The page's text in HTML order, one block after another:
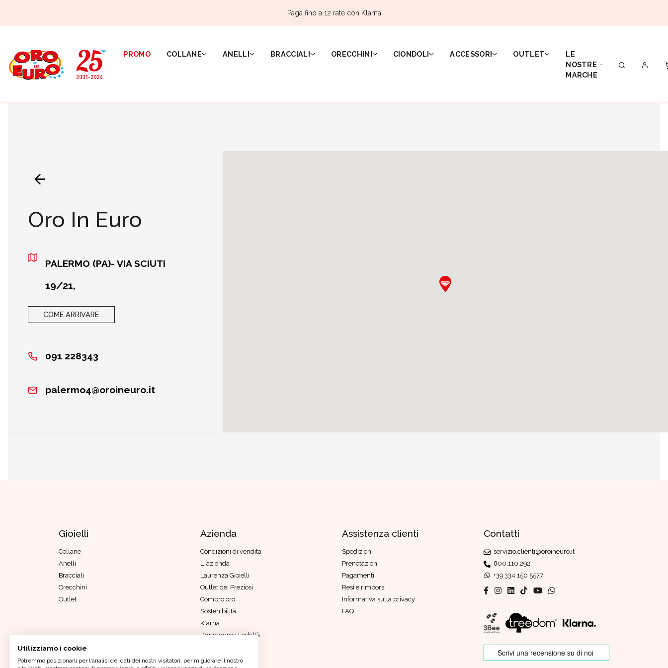
Paga fino a 12 rate con Klarna
PROMO COLLANE ANELLI BRACCIALI ORECCHINI CIONDOLI ACCESSORI OUTLET
LE
NOSTRE
MARCHE
Oro In Euro
PALERMO (PA)- VIA SCIUTI
19/21,
COME ARRIVARE
091 228343
palermo4@oroineuro.it
Gioielli
Collane
Anelli
Bracciali
Orecchini
Outlet
Azienda
Condizioni di vendita
L' azienda
Laurenza Gioielli
Outlet dei Preziosi
Compro oro
Sostenibilità
Klarna
Programma Fedeltà
Codice etico
Assistenza clienti
Spedizioni
Prenotazioni
Pagamenti
Resi e rimborsi
Informativa sulla privacy
FAQ
Contatti
servizio.clienti@oroineuro.it
800.110.292
+39 334 150 5577
Utilizziamo i cookie
Potremmo posizionarli per l'analisi dei dati dei nostri visitatori, per migliorare il nostro